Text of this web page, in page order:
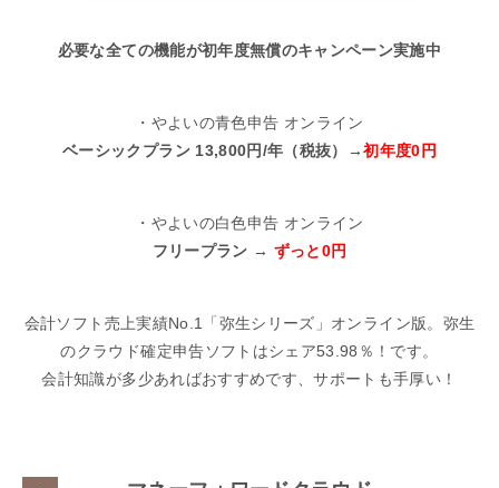
必要な全ての機能が初年度無償のキャンペーン実施中
・やよいの青色申告 オンライン
ベーシックプラン 13,800円/年（税抜）→初年度0円
・やよいの白色申告 オンライン
フリープラン → ずっと0円
会計ソフト売上実績No.1「弥生シリーズ」オンライン版。弥生
のクラウド確定申告ソフトはシェア53.98％！です。
会計知識が多少あればおすすめです、サポートも手厚い！